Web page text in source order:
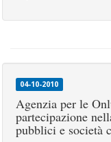
04-10-2010
Agenzia per le
partecipazione
pubblici e società